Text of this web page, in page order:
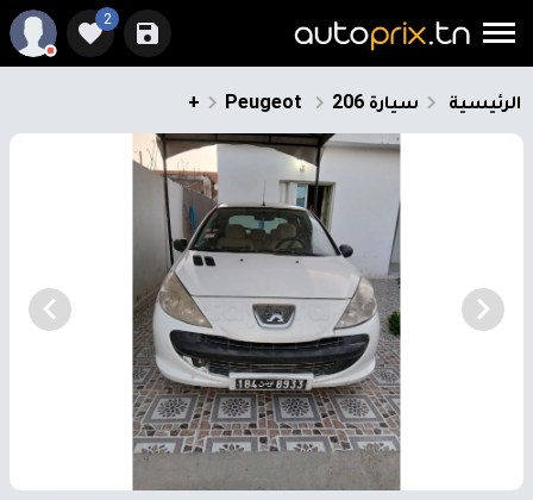
2
الرئيسية سيارة Peugeot 206+